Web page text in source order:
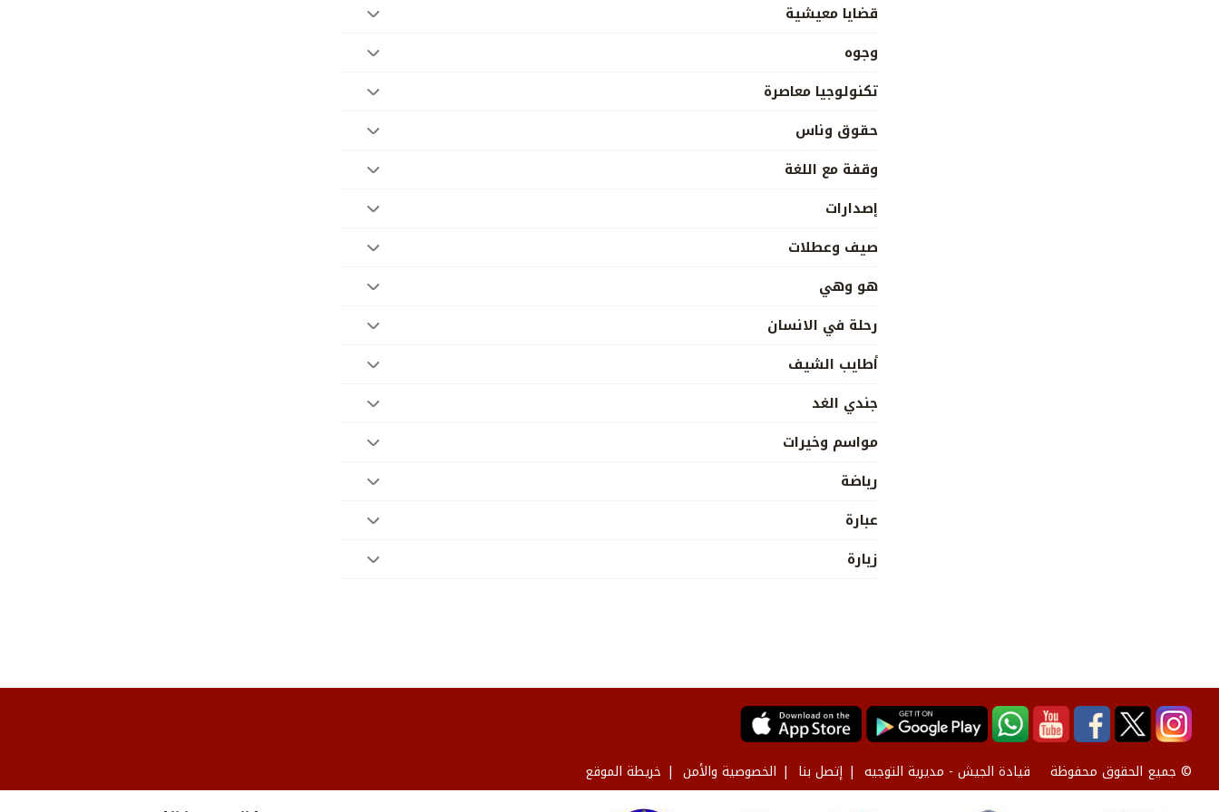
قضايا معيشية
وجوه
تكنولوجيا معاصرة
حقوق وناس
وقفة مع اللغة
إصدارات
صيف وعطلات
هو وهي
رحلة في الانسان
أطايب الشيف
جندي الغد
مواسم وخيرات
رياضة
عبارة
زيارة
© جميع الحقوق محفوظة قيادة الجيش - مديرية التوجيه إتصل بنا الخصوصية والأمن خريطة الموقع